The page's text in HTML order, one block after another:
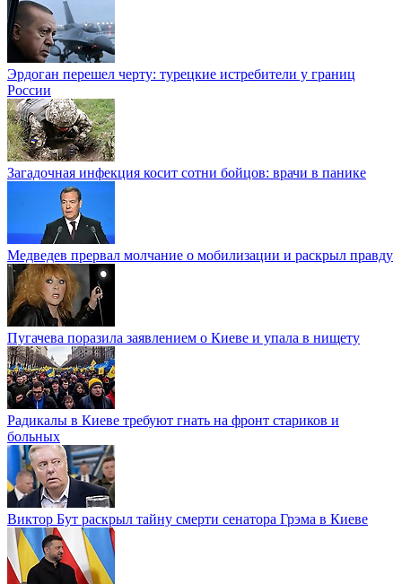
Эрдоган перешел черту: турецкие истребители у границ
России
Загадочная инфекция косит сотни бойцов: врачи в панике
Медведев прервал молчание о мобилизации и раскрыл правду
Пугачева поразила заявлением о Киеве и упала в нищету
Радикалы в Киеве требуют гнать на фронт стариков и
больных
Виктор Бут раскрыл тайну смерти сенатора Грэма в Киеве